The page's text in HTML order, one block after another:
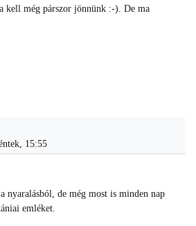
kell még párszor jönnünk :-). De ma
15:55
nyaralásból, de még most is minden nap
emléket.